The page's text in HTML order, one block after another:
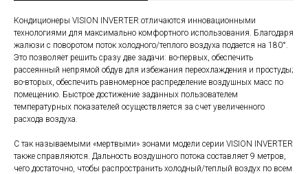
Кондиционеры VISION INVERTER отличаются инновационными
технологиями для максимально комфортного использования. Благодаря
жалюзи с поворотом поток холодного/теплого воздуха подается на 180°.
Это позволяет решить сразу две задачи: во-первых, обеспечить
рассеянный непрямой обдув для избежания переохлаждения и простуды;
во-вторых, обеспечить равномерное распределение воздушных масс по
помещению. Быстрое достижение заданных пользователем
температурных показателей осуществляется за счет увеличенного
расхода воздуха.
С так называемыми «мертвыми» зонами модели серии VISION INVERTER
также справляются. Дальность воздушного потока составляет 9 метров,
чего достаточно, чтобы распространить холодный/теплый воздух по всем